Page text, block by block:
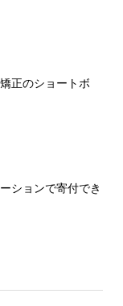
正のショートボ
ションで寄付でき